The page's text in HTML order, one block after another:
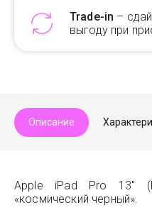
Trade-in –
выгоду при
Описание
Apple iPad Pro 13"
«космический черный».